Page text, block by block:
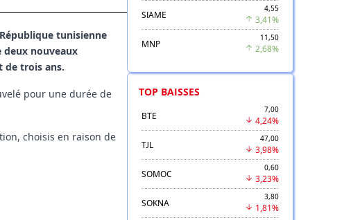
tunisienne
deux nouveaux
de trois ans.
pour une durée de
choisis en raison de
SIAME
4,55
3,41%
MNP
11,50
2,68%
TOP BAISSES
BTE
7,00
4,24%
TJL
47,00
3,98%
SOMOC
0,60
3,23%
SOKNA
3,80
1,81%